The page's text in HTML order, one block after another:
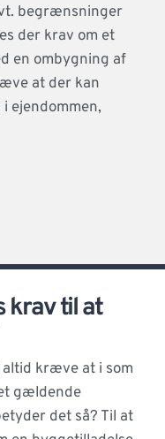
begrænsninger
der krav om et
en ombygning af
at der kan
ejendommen,
krav til at
kræve at i som
gældende
det så? Til at